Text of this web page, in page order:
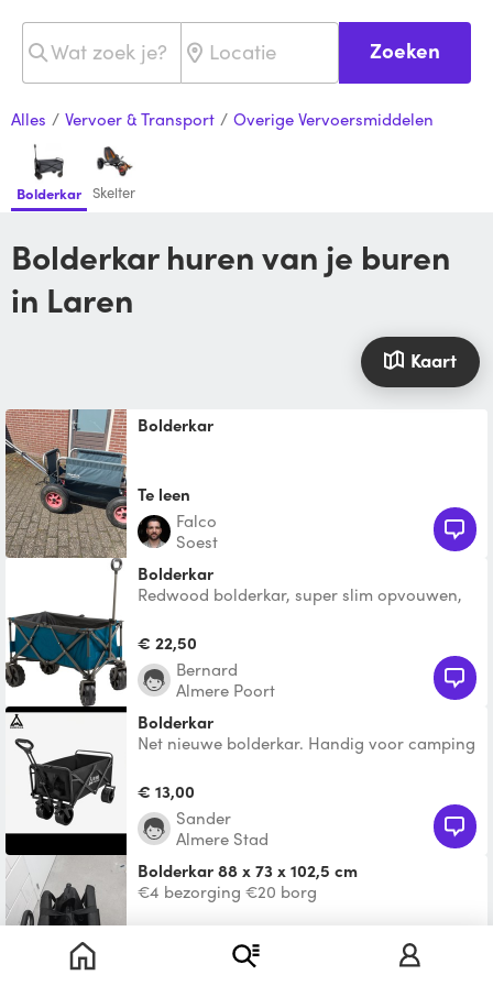
Zoeken
Alles / Vervoer & Transport / Overige Vervoersmiddelen
Bolderkar Skelter
Bolderkar huren van je buren
in Laren
Kaart
Bolderkar
Te leen
Falco
Soest
Bolderkar
Redwood bolderkar, super slim opvouwen,
dan 100kg draagvermo
€ 22,50
Bernard
Almere Poort
Bolderkar
Net nieuwe bolderkar. Handig voor camping
€ 13,00
Sander
Almere Stad
Bolderkar 88 x 73 x 102,5 cm
€4 bezorging €20 borg